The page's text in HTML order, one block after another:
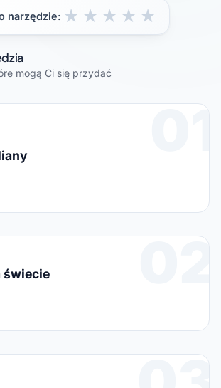
narzędzie: ★
★
★
★
★
mogą Ci się przydać
01
02
świecie